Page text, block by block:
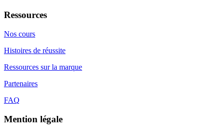
Ressources
Nos cours
Histoires de réussite
Ressources sur la marque
Partenaires
FAQ
Mention légale